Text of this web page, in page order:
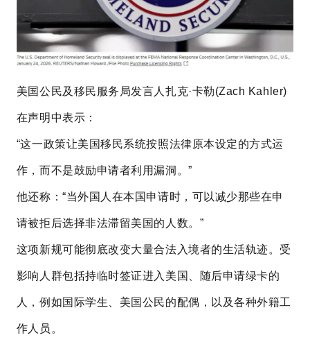
美国公民及移民服务局发言人扎克·卡勒(Zach Kahler)
在声明中表示：
“这一政策让美国移民系统按照法律原本设定的方式运
作，而不是鼓励申请者利用漏洞。”
他还称：“当外国人在本国申请时，可以减少那些在申
请被拒后选择非法滞留美国的人数。”
这项新规可能彻底改变大量合法入境者的生活轨迹。受
影响人群包括持临时签证进入美国、随后申请绿卡的
人，例如国际学生、美国公民的配偶，以及各种外籍工
作人员。